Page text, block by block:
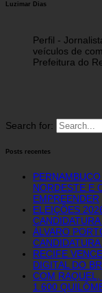
Luzimar Dias
Perfil -
veículos de
Prefeitura do
Search for:
Posts recentes
NORDESTE E
EMPREENDER
ELEIÇÕES
ÁLVARO
RECIFE
DIGITAL DO
COM
1.600